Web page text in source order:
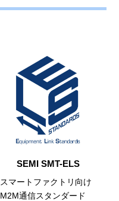
SEMI SMT-ELS
スマートファクトリ向け
M2M通信スタンダード